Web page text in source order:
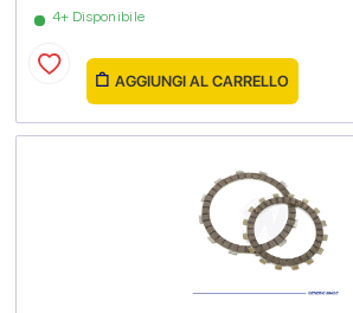
4+ Disponibile
AGGIUNGI AL CARRELLO